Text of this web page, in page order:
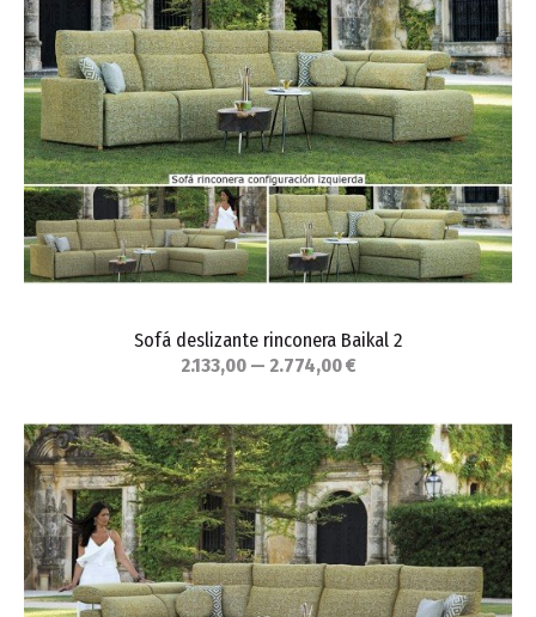
Sofá deslizante rinconera Baikal 2
2.133,00 — 2.774,00 €